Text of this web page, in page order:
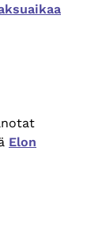
Elon